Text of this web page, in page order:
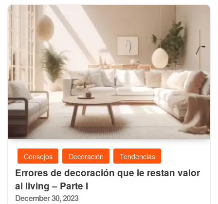
Consejos Decoración Tendencias
Errores de decoración que le restan valor
al living – Parte I
Posted
December 30, 2023